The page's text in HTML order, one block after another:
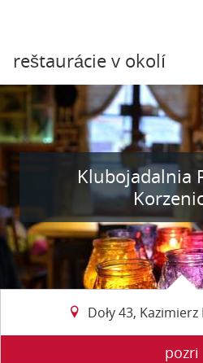
reštaurácie v okolí
Klubojadalnia
Doły 43,
pozri